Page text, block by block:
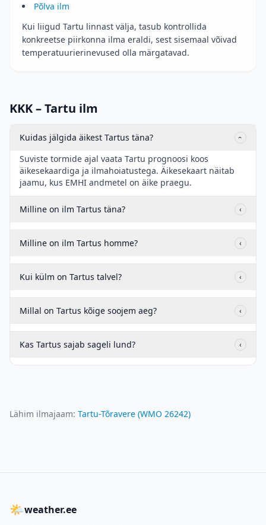
Põlva ilm
Kui liigud Tartu linnast välja, tasub kontrollida
konkreetse piirkonna ilma eraldi, sest sisemaal võivad
temperatuurierinevused olla märgatavad.
KKK – Tartu ilm
Kuidas jälgida äikest Tartus täna? ‹
Suviste tormide ajal vaata Tartu prognoosi koos
äikesekaardiga ja ilmahoiatustega. Äikesekaart näitab
jaamu, kus EMHI andmetel on äike praegu.
Milline on ilm Tartus täna? ‹
Milline on ilm Tartus homme? ‹
Kui külm on Tartus talvel? ‹
Millal on Tartus kõige soojem aeg? ‹
Kas Tartus sajab sageli lund? ‹
Lähim ilmajaam: Tartu-Tõravere (WMO 26242)
🌤weather.ee